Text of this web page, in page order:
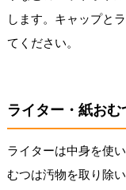
します。キャップと
てください。
ライター・紙お
ライターは中身を使
むつは汚物を取り除